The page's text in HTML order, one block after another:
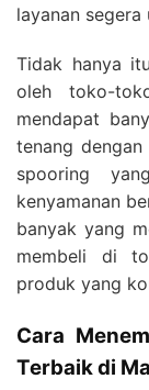
layanan
Tidak hanya
oleh toko-
mendapat
tenang
spooring
kenyamanan
banyak yang
membeli di
produk yang
Cara
Terbaik di